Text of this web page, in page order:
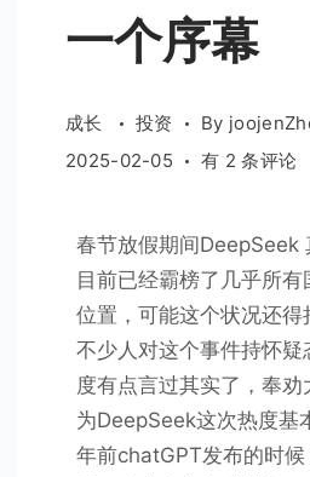
一个序幕
成长 投资 By
2025-02-05
DeepSeek
了
一
个
序
幕
有 2 条评论
春节放假期间DeepSeek
目前已经霸榜了几乎所
位置，可能这个状况还得
不少人对这个事件持怀
度有点言过其实了，奉劝
为DeepSeek这次热度基
年前chatGPT发布的时